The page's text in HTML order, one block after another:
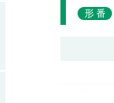
形番